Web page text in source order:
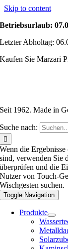
Skip to content
Betriebsurlaub:
Letzter Abholtag:
Kaufen Sie Marzari
Seit 1962. Made in
Suche nach:
Wenn die
sind, verwenden Sie
überprüfen und die
Nutzer von Touch-
Wischgesten suchen.
Toggle Navigation
Produkte